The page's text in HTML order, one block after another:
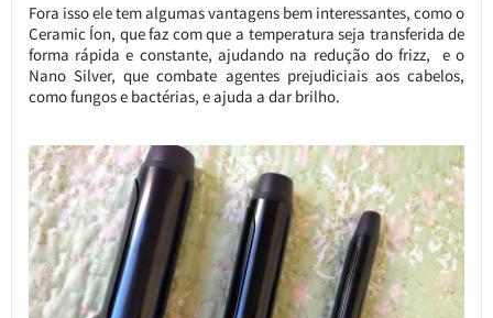
Fora isso ele tem algumas vantagens bem interessantes, como o
Ceramic Íon, que faz com que a temperatura seja transferida de
forma rápida e constante, ajudando na redução do frizz, e o
Nano Silver, que combate agentes prejudiciais aos cabelos,
como fungos e bactérias, e ajuda a dar brilho.